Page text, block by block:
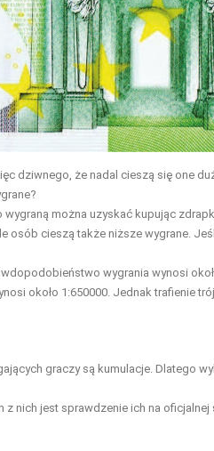
dziwnego, że nadal cieszą się one
można uzyskać kupując
cieszą także niższe wygrane.
wygrania wynosi
około 1:650000. Jednak trafienie
graczy są kumulacje. Dlatego
nich jest sprawdzenie ich na